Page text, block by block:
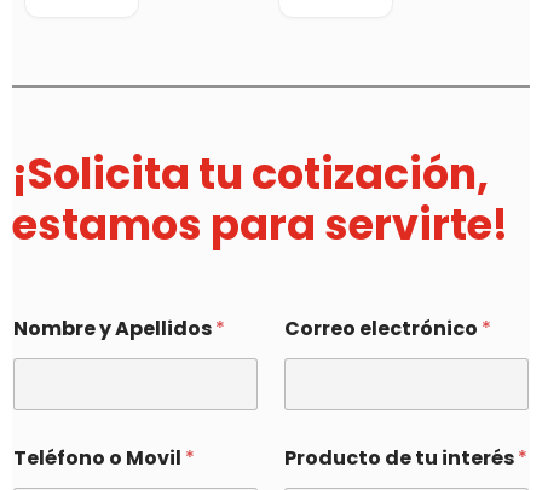
¡Solicita tu cotización,
estamos para servirte!
Nombre y Apellidos* Correo electrónico *
Teléfono o Movil * Producto de tu interés*